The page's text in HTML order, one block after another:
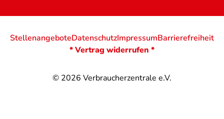
© 2026 Verbraucherzentrale e.V.
StellenangeboteDatenschutzImpressumBarrierefreiheit
* Vertrag widerrufen *